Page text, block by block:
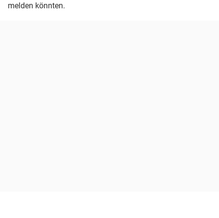
melden könnten.